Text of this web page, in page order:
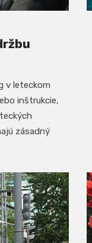
v leteckom
inštrukcie,
zásadný